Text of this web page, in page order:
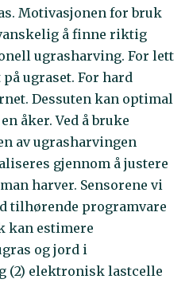
Motivasjonen for bruk
å finne riktig
ugrasharving. For lett
ugraset. For hard
Dessuten kan optimal
åker. Ved å bruke
av ugrasharvingen
gjennom å justere
harver. Sensorene vi
tilhørende programvare
kan estimere
og jord i
(2) elektronisk lastcelle